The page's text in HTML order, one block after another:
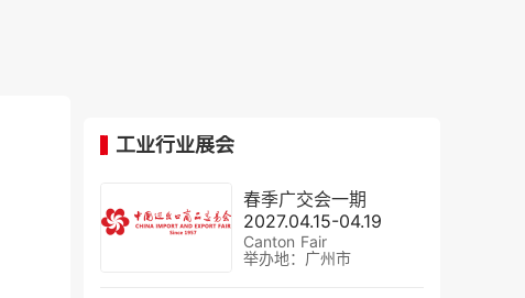
工业行业展会
春季广交会一期
2027.04.15-04.19
Canton Fair
举办地：广州市